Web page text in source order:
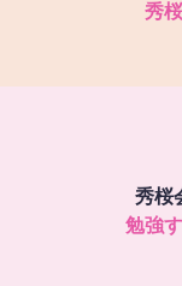
秀
秀桜
勉強